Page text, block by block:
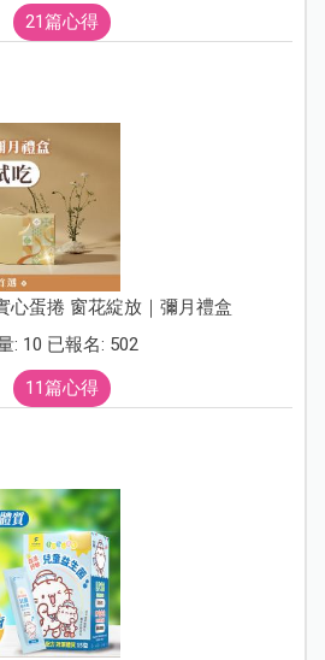
21篇心得
心蛋捲 窗花綻放｜彌月禮盒
: 10 已報名: 502
11篇心得